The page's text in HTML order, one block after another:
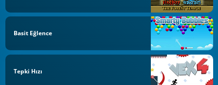
Basit Eğlence
Tepki Hızı